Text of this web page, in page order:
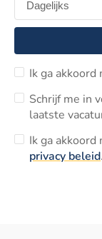
Ik ga
Schrijf me in
laatste
Ik ga
privacy beleid.